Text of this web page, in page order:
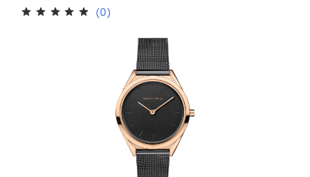
(0)